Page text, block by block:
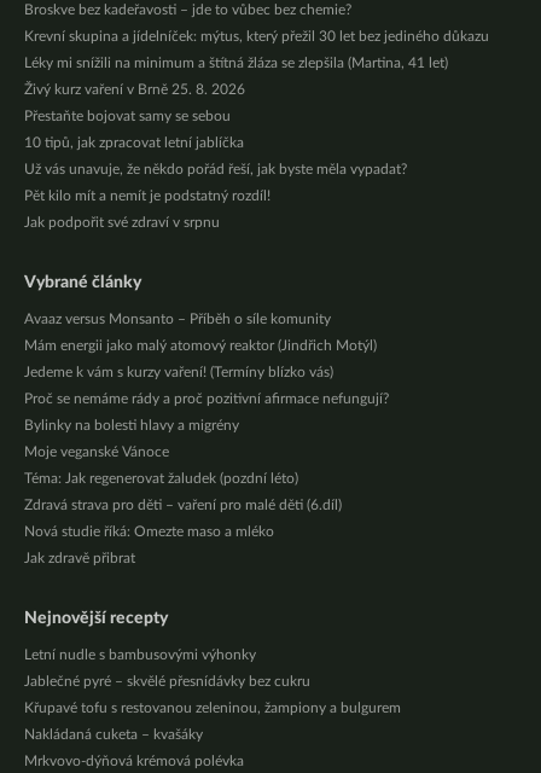
Broskve bez kadeřavosti – jde to vůbec bez chemie?
Krevní skupina a jídelníček: mýtus, který přežil 30 let bez jediného důkazu
Léky mi snížili na minimum a štítná žláza se zlepšila (Martina, 41 let)
Živý kurz vaření v Brně 25. 8. 2026
Přestaňte bojovat samy se sebou
10 tipů, jak zpracovat letní jablíčka
Už vás unavuje, že někdo pořád řeší, jak byste měla vypadat?
Pět kilo mít a nemít je podstatný rozdíl!
Jak podpořit své zdraví v srpnu
Vybrané články
Avaaz versus Monsanto – Příběh o síle komunity
Mám energii jako malý atomový reaktor (Jindřich Motýl)
Jedeme k vám s kurzy vaření! (Termíny blízko vás)
Proč se nemáme rády a proč pozitivní afirmace nefungují?
Bylinky na bolesti hlavy a migrény
Moje veganské Vánoce
Téma: Jak regenerovat žaludek (pozdní léto)
Zdravá strava pro děti – vaření pro malé děti (6.díl)
Nová studie říká: Omezte maso a mléko
Jak zdravě přibrat
Nejnovější recepty
Letní nudle s bambusovými výhonky
Jablečné pyré – skvělé přesnídávky bez cukru
Křupavé tofu s restovanou zeleninou, žampiony a bulgurem
Nakládaná cuketa – kvašáky
Mrkvovo-dýňová krémová polévka